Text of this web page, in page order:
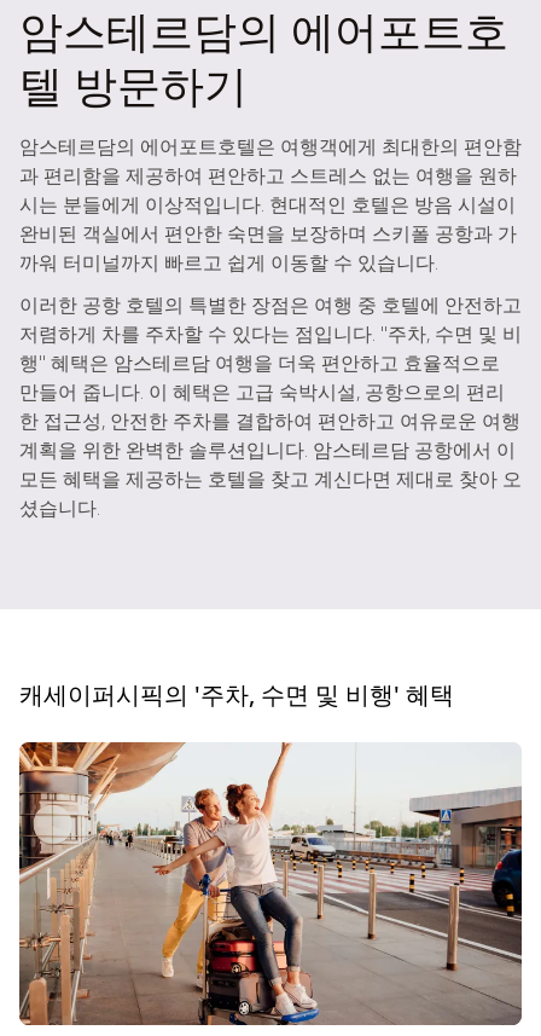
암스테르담의 에어포트호
텔 방문하기
암스테르담의 에어포트호텔은 여행객에게 최대한의 편안함
과 편리함을 제공하여 편안하고 스트레스 없는 여행을 원하
시는 분들에게 이상적입니다. 현대적인 호텔은 방음 시설이
완비된 객실에서 편안한 숙면을 보장하며 스키폴 공항과 가
까워 터미널까지 빠르고 쉽게 이동할 수 있습니다.
이러한 공항 호텔의 특별한 장점은 여행 중 호텔에 안전하고
저렴하게 차를 주차할 수 있다는 점입니다. "주차, 수면 및 비
행" 혜택은 암스테르담 여행을 더욱 편안하고 효율적으로
만들어 줍니다. 이 혜택은 고급 숙박시설, 공항으로의 편리
한 접근성, 안전한 주차를 결합하여 편안하고 여유로운 여행
계획을 위한 완벽한 솔루션입니다. 암스테르담 공항에서 이
모든 혜택을 제공하는 호텔을 찾고 계신다면 제대로 찾아 오
셨습니다.
캐세이퍼시픽의 '주차, 수면 및 비행' 혜택